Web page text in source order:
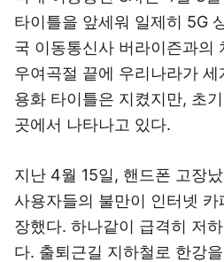
타이틀을 앞세워 일제히 5G
국 이동통신사 버라이즌과의
우여곡절 끝에 우리나라가
용화 타이틀은 지켰지만, 초
곳에서 나타나고 있다.
지난 4월 15일, 핸드폰 고장
사용자들의 불만이 인터넷
장했다. 하나같이 급격히 저
다. 출퇴근길 지하철로 한강